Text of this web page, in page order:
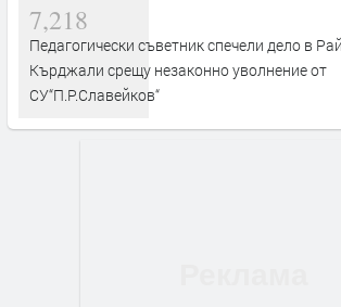
7,218
Педагогически съветник спечели дело в
Кърджали срещу незаконно уволнение от
СУ“П.Р.Славейков“